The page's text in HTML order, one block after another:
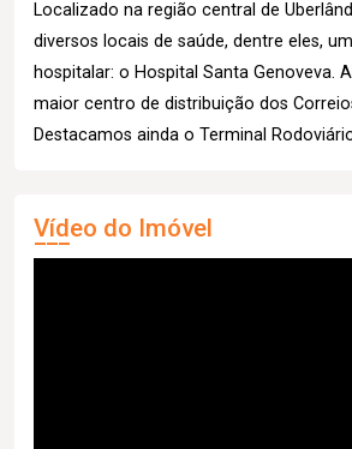
Localizado na região central de
diversos locais de saúde, dentre eles,
hospitalar: o Hospital Santa Genoveva.
maior centro de distribuição dos
Destacamos ainda o Terminal
Vídeo do Imóvel